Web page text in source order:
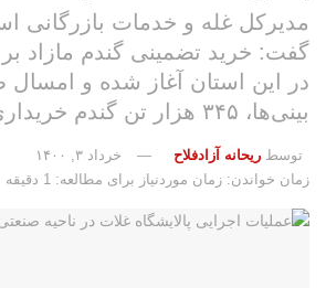
مدیرکل غله و خدمات بازرگانی
گفت: خرید تضمینی گندم مازاد بر
در این استان آغاز شده و
بینی‌ها، ۳۴۵ هزار تن گندم خریداری می‌شود.
توسط ریحانه آزادفلاح
خرداد ۳, ۱۴۰۰
زمان خواندن: زمان موردنیاز برای مطالعه: 1 دقیقه